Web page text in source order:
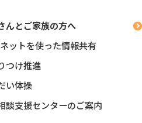
んとご家族の方へ
ットを使った情報共有
つけ推進
い体操
談支援センターのご案内